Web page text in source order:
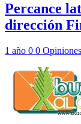
Percance
dirección
1 año 0 0 Opiniones